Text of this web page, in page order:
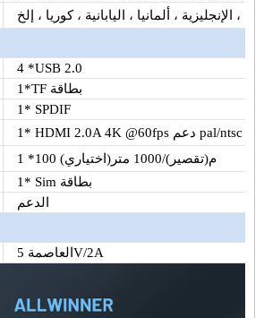
4 *USB 2.0
1*TF بطاقة
1* SPDIF
1* HDMI 2.0A 4K @60fps
دعم pal/ntsc
1 * 100 م(تقصير)/1000 متر
(اختياري)
1* Sim بطاقة
الدعم
العاصمة 5V/2A